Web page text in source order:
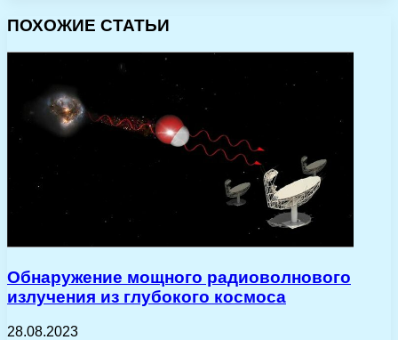
ПОХОЖИЕ СТАТЬИ
Обнаружение мощного радиоволнового
излучения из глубокого космоса
28.08.2023